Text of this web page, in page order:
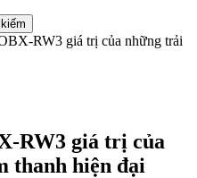
RW3 giá trị của những trải
RW3 giá trị của
thanh hiện đại